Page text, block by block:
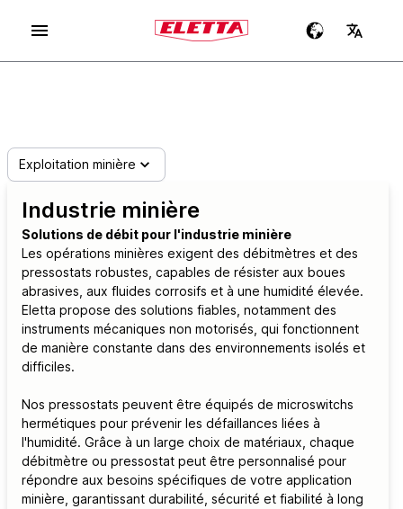
Exploitation minière
Industrie minière
Solutions de débit pour l'industrie minière
Les opérations minières exigent des débitmètres et des
pressostats robustes, capables de résister aux boues
abrasives, aux fluides corrosifs et à une humidité élevée.
Eletta propose des solutions fiables, notamment des
instruments mécaniques non motorisés, qui fonctionnent
de manière constante dans des environnements isolés et
difficiles.
Nos pressostats peuvent être équipés de microswitchs
hermétiques pour prévenir les défaillances liées à
l'humidité. Grâce à un large choix de matériaux, chaque
débitmètre ou pressostat peut être personnalisé pour
répondre aux besoins spécifiques de votre application
minière, garantissant durabilité, sécurité et fiabilité à long